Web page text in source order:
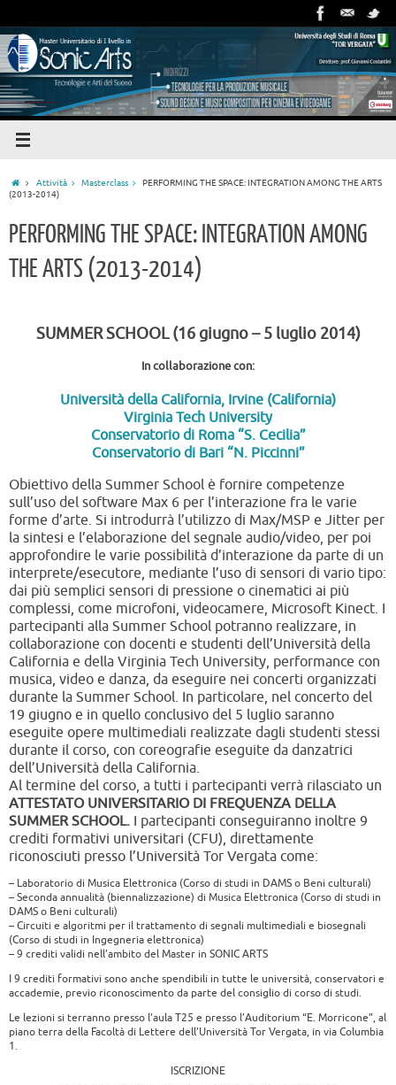
Attività Masterclass
PERFORMING THE SPACE: INTEGRATION AMONG THE ARTS
(2013-2014)
PERFORMING THE SPACE: INTEGRATION AMONG
THE ARTS (2013-2014)
SUMMER SCHOOL (16 giugno – 5 luglio 2014)
In collaborazione con:
Università della California, Irvine (California)
Virginia Tech University
Conservatorio di Roma “S. Cecilia”
Conservatorio di Bari “N. Piccinni”
Obiettivo della Summer School è fornire competenze
sull’uso del software Max 6 per l’interazione fra le varie
forme d’arte. Si introdurrà l’utilizzo di Max/MSP e Jitter per
la sintesi e l’elaborazione del segnale audio/video, per poi
approfondire le varie possibilità d’interazione da parte di un
interprete/esecutore, mediante l’uso di sensori di vario tipo:
dai più semplici sensori di pressione o cinematici ai più
complessi, come microfoni, videocamere, Microsoft Kinect. I
partecipanti alla Summer School potranno realizzare, in
collaborazione con docenti e studenti dell’Università della
California e della Virginia Tech University, performance con
musica, video e danza, da eseguire nei concerti organizzati
durante la Summer School. In particolare, nel concerto del
19 giugno e in quello conclusivo del 5 luglio saranno
eseguite opere multimediali realizzate dagli studenti stessi
durante il corso, con coreografie eseguite da danzatrici
dell’Università della California.
Al termine del corso, a tutti i partecipanti verrà rilasciato un
ATTESTATO UNIVERSITARIO DI FREQUENZA DELLA
SUMMER SCHOOL. I partecipanti conseguiranno inoltre 9
crediti formativi universitari (CFU), direttamente
riconosciuti presso l’Università Tor Vergata come:
– Laboratorio di Musica Elettronica (Corso di studi in DAMS o Beni culturali)
– Seconda annualità (biennalizzazione) di Musica Elettronica (Corso di studi in
DAMS o Beni culturali)
– Circuiti e algoritmi per il trattamento di segnali multimediali e biosegnali
(Corso di studi in Ingegneria elettronica)
– 9 crediti validi nell’ambito del Master in SONIC ARTS
I 9 crediti formativi sono anche spendibili in tutte le università, conservatori e
accademie, previo riconoscimento da parte del consiglio di corso di studi.
Le lezioni si terranno presso l’aula T25 e presso l’Auditorium “E. Morricone”, al
piano terra della Facoltà di Lettere dell’Università Tor Vergata, in via Columbia
1.
ISCRIZIONE